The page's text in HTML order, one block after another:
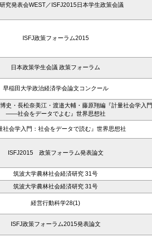
究発表会WEST／ISFJ2015日本学生政策会議
ISFJ政策フォーラム2015
日本政策学生会議 政策フォーラム
早稲田大学政治経済学会論文コンクール
史・長松奈美江・渡邉大輔・藤原翔編『計量社会学入門
――社会をデータでよむ』世界思想社
社会学入門：社会をデータで読む』世界思想社
ISFJ2015 政策フォーラム発表論文
筑波大学農林社会経済研究 31号
筑波大学農林社会経済研究 31号
経営行動科学28(1)
ISFJ政策フォーラム2015発表論文